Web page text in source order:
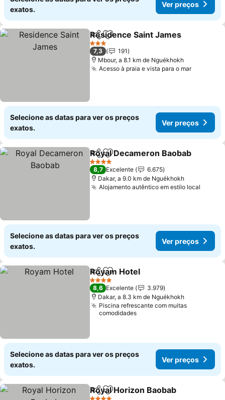
exatos.
Ver preços
PartilharAdicionar aos favoritos
Residence Saint James
3 Estrelas
7,3
191
Mbour, a 8.1 km de Nguékhokh
Acesso à praia e vista para o mar
Selecione as datas para ver os preços
exatos.
Ver preços
PartilharAdicionar aos favoritos
Royal Decameron Baobab
4 Estrelas
8,7 Excelente
6.675
Dakar, a 9.0 km de Nguékhokh
Alojamento autêntico em estilo local
Selecione as datas para ver os preços
exatos.
Ver preços
PartilharAdicionar aos favoritos
Royam Hotel
4 Estrelas
8,6 Excelente
3.979
Dakar, a 8.3 km de Nguékhokh
Piscina refrescante com muitas
comodidades
Selecione as datas para ver os preços
exatos.
Ver preços
PartilharAdicionar aos favoritos
Royal Horizon Baobab